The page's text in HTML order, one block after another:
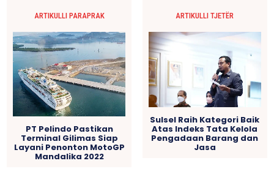
ARTIKULLI PARAPRAK
PT Pelindo Pastikan
Terminal Gilimas Siap
Layani Penonton MotoGP
Mandalika 2022
ARTIKULLI TJETËR
Sulsel Raih Kategori Baik
Atas Indeks Tata Kelola
Pengadaan Barang dan
Jasa